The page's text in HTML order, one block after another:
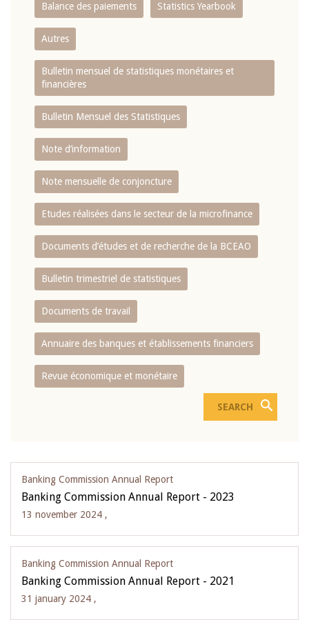
Balance des paiements Statistics Yearbook
Autres
Bulletin mensuel de statistiques monétaires et
financières
Bulletin Mensuel des Statistiques
Note d’information
Note mensuelle de conjoncture
Etudes réalisées dans le secteur de la microfinance
Documents d’études et de recherche de la BCEAO
Bulletin trimestriel de statistiques
Documents de travail
Annuaire des banques et établissements financiers
Revue économique et monétaire
Banking Commission Annual Report
Banking Commission Annual Report - 2023
13 november 2024 ,
Banking Commission Annual Report
Banking Commission Annual Report - 2021
31 january 2024 ,